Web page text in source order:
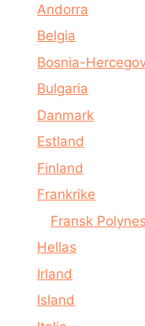
Andorra
Belgia
Bosnia-
Bulgaria
Danmark
Estland
Finland
Frankrike
Fransk
Hellas
Irland
Island